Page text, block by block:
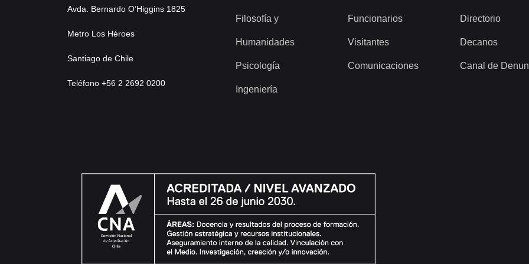
Avda. Bernardo O’Higgins 1825
Metro Los Héroes
Santiago de Chile
Teléfono +56 2 2692 0200
Filosofía y
Humanidades
Psicología
Ingeniería
Funcionarios
Visitantes
Comunicaciones
Directorio
Decanos
Canal de